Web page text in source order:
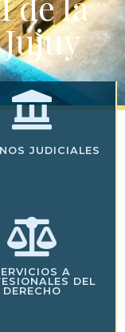
JUDICIALES
A
DEL
DERECHO